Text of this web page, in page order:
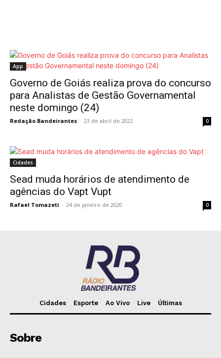
App
Governo de Goiás realiza prova do concurso
para Analistas de Gestão Governamental
neste domingo (24)
Redação Bandeirantes - 23 de abril de 2022 0
Cidades
Sead muda horários de atendimento de
agências do Vapt Vupt
Rafael Tomazeti - 24 de janeiro de 2020 0
Cidades Esporte Ao Vivo Live Últimas
Sobre